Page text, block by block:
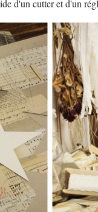
d'un cutter et d'un